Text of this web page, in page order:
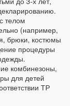
телом
(например,
брюки, костюмы
процедуры
комбинезоны,
для детей
ТР